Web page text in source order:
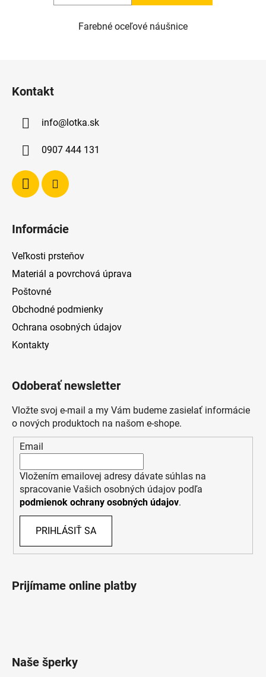
Farebné oceľové náušnice
Kontakt
info@lotka.sk
0907 444 131
Informácie
Veľkosti prsteňov
Materiál a povrchová úprava
Poštovné
Obchodné podmienky
Ochrana osobných údajov
Kontakty
Odoberať newsletter
Vložte svoj e-mail a my Vám budeme zasielať informácie
o nových produktoch na našom e-shope.
Email
Vložením emailovej adresy dávate súhlas na
spracovanie Vašich osobných údajov podľa
podmienok ochrany osobných údajov.
PRIHLÁSIŤ SA
Prijímame online platby
Naše šperky